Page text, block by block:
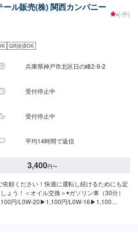
ル販売(株) 関西カンパニー
-(-件)
QR決済OK
兵庫県神戸市北区日の峰2-9-2
受付停止中
受付停止中
平均14時間で返信
3,400円〜
頼ください！快適に運転し続けるためにも定
ょう！＜オイル交換＞◉ガソリン車（30分）
円/L0W-20▶︎1,100円/L0W-16▶︎1,100